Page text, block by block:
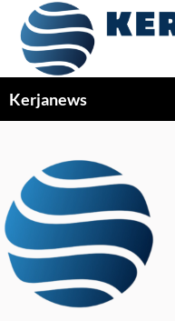
Langsung
Kerjanews